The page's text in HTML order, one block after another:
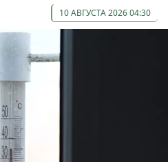
10 АВГУСТА 2026 04:30